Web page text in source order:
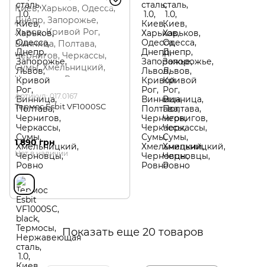
Артикул: 017.0167
Термос Esbit VF1000SC
1 890 грн
Нет в наличии
Показать еще 20 товаров